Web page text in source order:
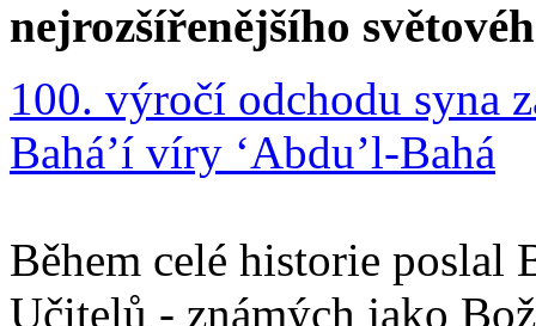
nejrozšířenějšího
100. výročí odchodu syna
Bahá’í víry ‘Abdu’l-Bahá
Během celé historie poslal
Učitelů - známých jako